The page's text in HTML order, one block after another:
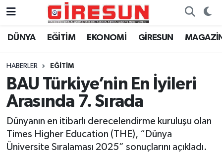
DÜNYA EĞİTİM EKONOMİ GİRESUN
HABERLER EĞİTİM
BAU Türkiye’nin En İyileri
Arasında 7. Sırada
Dünyanın en itibarlı derecelendirme kuruluşu olan
Times Higher Education (THE), “Dünya
Üniversite Sıralaması 2025” sonuçlarını açıkladı.
Hava Durumu
Trafik Durumu
Süper Lig Puan Durumu ve Fikstür
Son Dakika Haberleri